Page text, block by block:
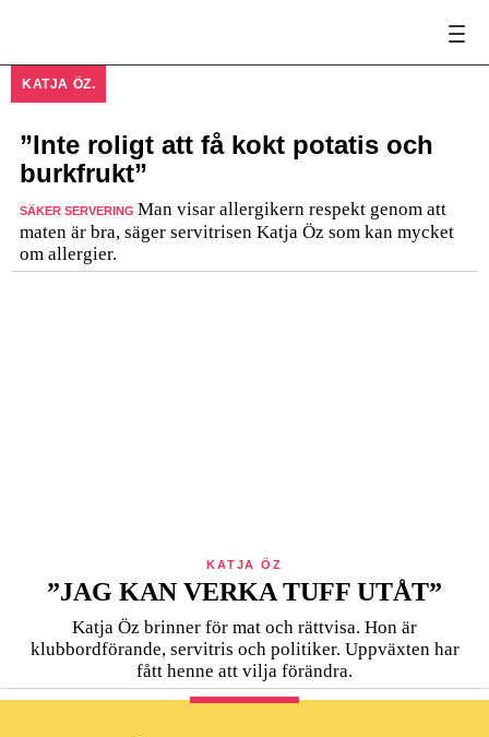
KATJA ÖZ.
”Inte roligt att få kokt potatis och
burkfrukt”
SÄKER SERVERING Man visar allergikern respekt genom att
maten är bra, säger servitrisen Katja Öz som kan mycket
om allergier.
KATJA ÖZ
”JAG KAN VERKA TUFF UTÅT”
Katja Öz brinner för mat och rättvisa. Hon är
klubbordförande, servitris och politiker. Uppväxten har
fått henne att vilja förändra.